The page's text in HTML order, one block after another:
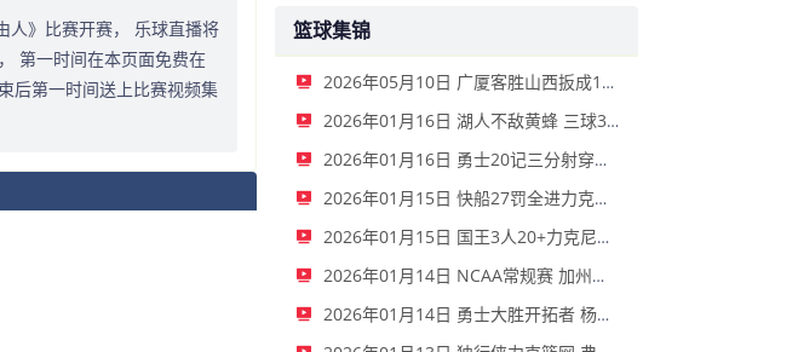
人》比赛开赛， 乐球直播将
第一时间在本页面免费在
后第一时间送上比赛视频集
篮球集锦
2026年05月10日 广厦客胜山西扳成1-1 胡金秋17+11 迪亚洛关键上篮不中
2026年01月16日 湖人不敌黄蜂 三球30+11&9记三分 东契奇39分 詹姆斯29+9+6
2026年01月16日 勇士20记三分射穿尼克斯！库里27+7 巴特勒32+8 穆迪三分9中7
2026年01月15日 快船27罚全进力克奇才迎来4连胜 哈登22+5+8 伦纳德33分4断
2026年01月15日 国王3人20+力克尼克斯 德罗赞里程碑 威少11助 布伦森伤退
2026年01月14日 NCAA常规赛 加州圣玛丽大学 82 - 68 旧金山大学 全场集锦
2026年01月14日 勇士大胜开拓者 杨瀚森3分2板 巴特勒16+6+5 库里9中2送11助